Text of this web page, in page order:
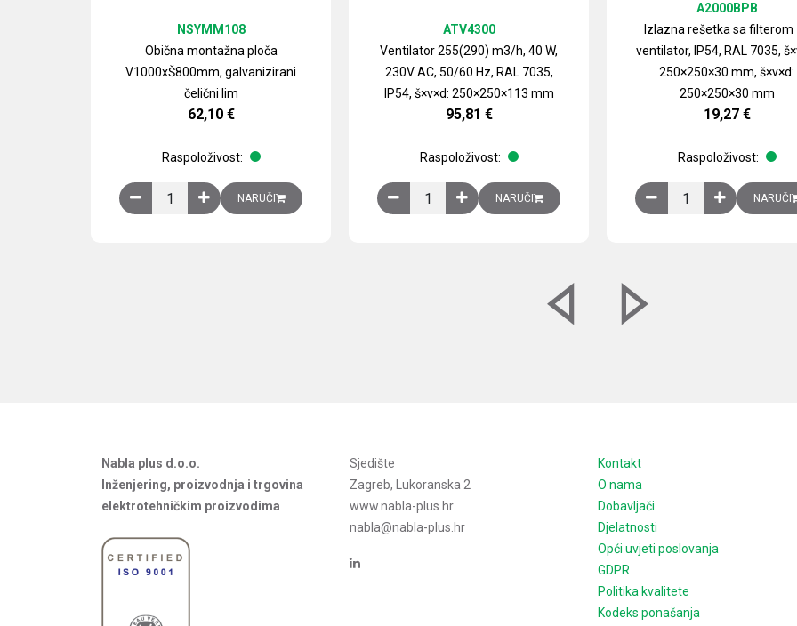
Obična montažna ploča
V1000xŠ800mm, galvanizirani
čelični lim
NSYMM108
62,10 €
Raspoloživost:
Obična montažna ploča V1000xŠ800mm, galvanizirani čelični lim količina
NARUČI
Ventilator 255(290) m3/h, 40 W,
230V AC, 50/60 Hz, RAL 7035,
IP54, š×v×d: 250×250×113 mm
ATV4300
95,81 €
Raspoloživost:
Ventilator 255(290) m3/h, 40 W, 230V AC, 50/60 Hz, RAL 7035,
NARUČI
Izlazna rešetka sa filterom
ventilator, IP54, RAL 7035,
250×250×30 mm, š×v×d:
250×250×30 mm
A2000BPB
19,27 €
Raspoloživost:
Izlazna rešetka saNARUČI
Nabla plus d.o.o.
Inženjering, proizvodnja i trgovina
elektrotehničkim proizvodima
Sjedište
Zagreb, Lukoranska 2
www.nabla-plus.hr
nabla@nabla-plus.hr
Kontakt
O nama
Dobavljači
Djelatnosti
Opći uvjeti poslovanja
GDPR
Politika kvalitete
Kodeks ponašanja